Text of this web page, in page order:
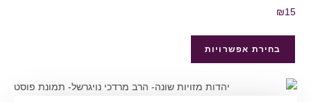
₪15
בחירת אפשרויות